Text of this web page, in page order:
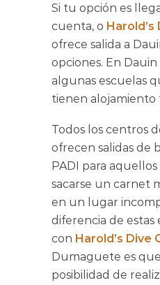
Si tu opción es
cuenta, o Harold’s
ofrece salida a
opciones. En
algunas escuelas
tienen alojamiento
Todos los centros
ofrecen salidas de
PADI para
sacarse un carnet
en un lugar
diferencia de estas
con Harold’s Dive
Dumaguete es
posibilidad de